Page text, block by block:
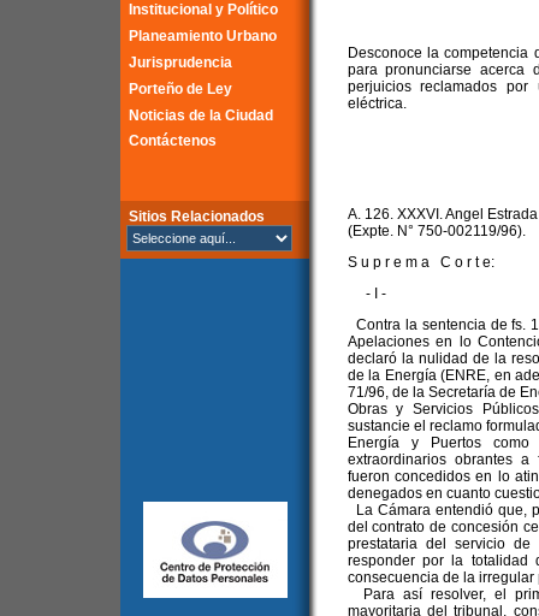
Institucional y Político
Planeamiento Urbano
Jurisprudencia
Porteño de Ley
Noticias de la Ciudad
Contáctenos
Sitios Relacionados
Desconoce la
para pronunciarse
perjuicios reclamados
eléctrica.
A. 126. XXXVI. Angel
(Expte. N° 750-002119/96).
S u p r e m a C o r t e:
- I -
Contra la sentencia de fs.
Apelaciones en lo
declaró la nulidad de la
de la Energía (ENRE, en
71/96, de la Secretaría de
Obras y Servicios
sustancie el reclamo
Energía y Puertos
extraordinarios obrantes a
fueron concedidos en lo
denegados en cuanto
La Cámara entendió que,
del contrato de concesión
prestataria del servicio
responder por la totalidad
consecuencia de la
Para así resolver, el
mayoritaria del tribunal,